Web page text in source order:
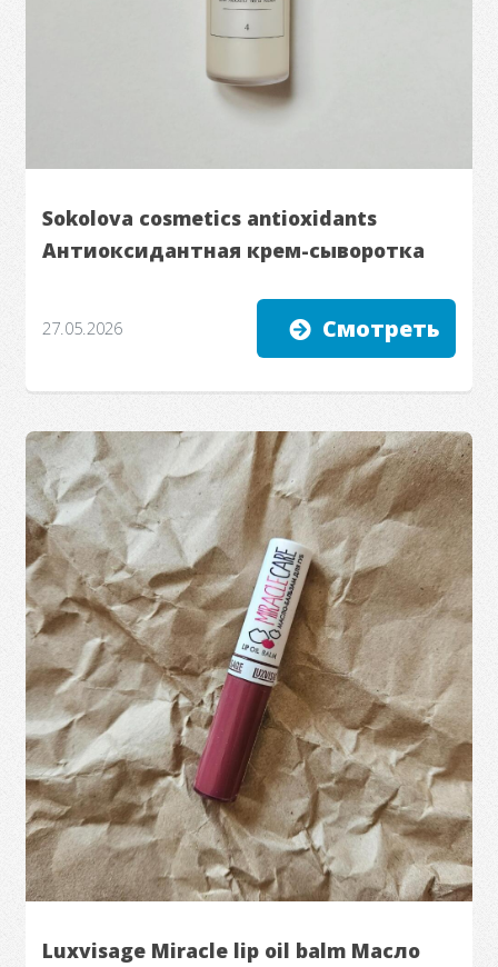
Sokolova cosmetics antioxidants
Антиоксидантная крем-сыворотка
27.05.2026 Смотреть
Luxvisage Miracle lip oil balm Масло